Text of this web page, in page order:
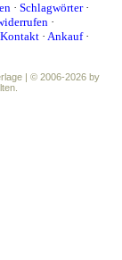
· Schlagwörter·
·
Kontakt· Ankauf·
| © 2006-2026 by